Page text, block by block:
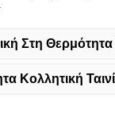
Στη
Κολλητική